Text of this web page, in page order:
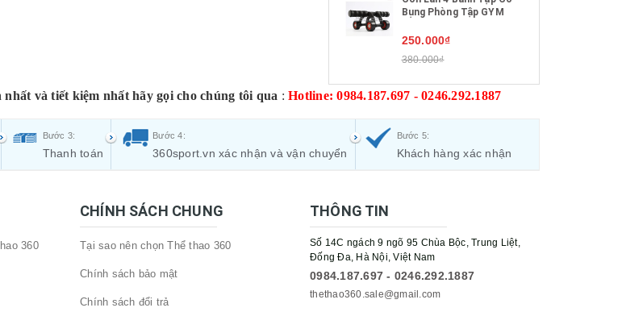
Bụng Phòng Tập GYM
250.000₫
380.000₫
nhất và tiết kiệm nhất hãy gọi cho chúng tôi qua : Hotline: 0984.187.697 - 0246.292.1887
Bước 3:
Thanh toán
Bước 4:
360sport.vn xác nhận và vận chuyển
Bước 5:
Khách hàng xác nhận
360
CHÍNH SÁCH CHUNG
Tại sao nên chọn Thể thao 360
Chính sách bảo mật
Chính sách đổi trả
THÔNG TIN
Số 14C ngách 9 ngõ 95 Chùa Bộc, Trung Liệt,
Đống Đa, Hà Nội, Việt Nam
0984.187.697 - 0246.292.1887
thethao360.sale@gmail.com